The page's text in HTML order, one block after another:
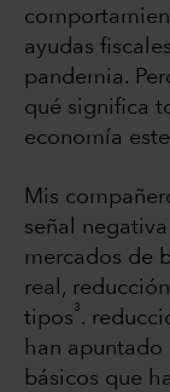
ayudas
pandemia.
qué significa
economía
Mis
señal
mercados de
real,
tipos
3
.
han apuntado
básicos que